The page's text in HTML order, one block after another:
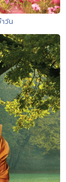
วัน